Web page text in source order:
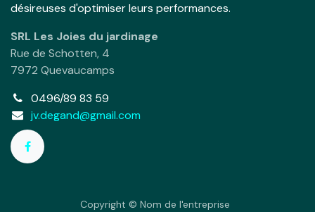
désireuses d'optimiser leurs performances.
SRL Les Joies du jardinage
Rue de Schotten, 4
7972 Quevaucamps
0496/89 83 59
jv.degand@gmail.com
Copyright © Nom de l'entreprise